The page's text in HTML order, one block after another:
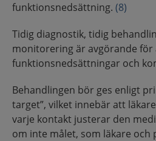
funktionsnedsättning. (8)
Tidig diagnostik, tidig
monitorering är avgörande
funktionsnedsättningar och
Behandlingen bör ges enligt
target”, vilket innebär att
varje kontakt justerar den
om inte målet, som läkare och